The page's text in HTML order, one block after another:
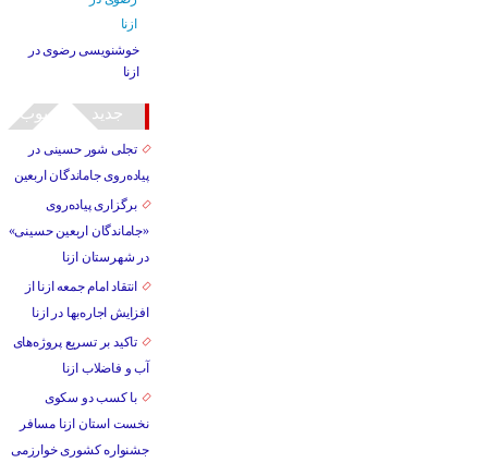
خوشنویسی رضوی در
ازنا
جدید محبوب
تجلی شور حسینی در
پیاده‌روی جاماندگان اربعین
برگزاری پیاده‌روی
«جاماندگان اربعین حسینی»
در شهرستان ازنا
انتقاد امام جمعه ازنا از
افزایش اجاره‌بها در ازنا
تاکید بر تسریع پروژه‌های
آب و فاضلاب ازنا
با کسب دو سکوی
نخست استان ازنا مسافر
جشنواره کشوری خوارزمی